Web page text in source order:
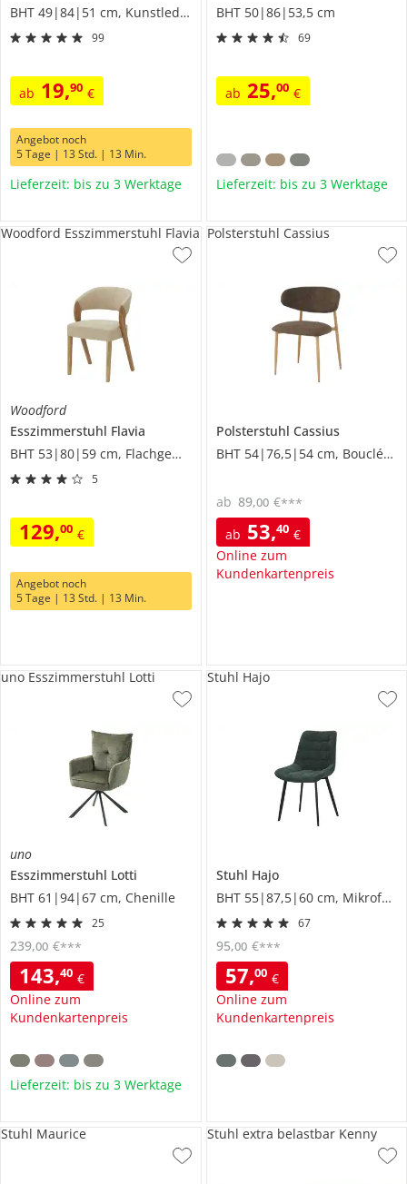
BHT 49|84|51 cm, Kunstleder
99
ab 19,90 €
Angebot noch
5 Tage | 13 Std. | 13 Min.
Lieferzeit: bis zu 3 Werktage
BHT 50|86|53,5 cm
69
ab 25,00 €
Lieferzeit: bis zu 3 Werktage
Woodford
Esszimmerstuhl Flavia
BHT 53|80|59 cm, Flachgewebe
5
129,00 €
Woodford Esszimmerstuhl Flavia
Angebot noch
5 Tage | 13 Std. | 13 Min.
Polsterstuhl Cassius
BHT 54|76,5|54 cm, Boucléstoff
ab 53,40 €
Online zum
Kundenkartenpreis
ab 89,00 €***
Polsterstuhl Cassius
uno
Esszimmerstuhl Lotti
BHT 61|94|67 cm, Chenille
25
143,40 €
Online zum
Kundenkartenpreis
239,00 €***
uno Esszimmerstuhl Lotti
Lieferzeit: bis zu 3 Werktage
Stuhl Hajo
BHT 55|87,5|60 cm, Mikrofaser
67
57,00 €
Online zum
Kundenkartenpreis
95,00 €***
Stuhl Hajo
Stuhl Maurice Stuhl extra belastbar Kenny